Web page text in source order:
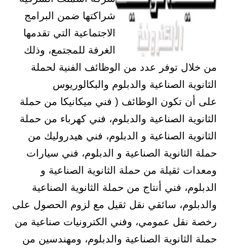
شراكتها ضمن البرامج
الاجتماعية التي تقدمها
الغرفة للمجتمع، وذلك
من خلال توفر عدد من الوظائف الفنية لحملة
الثانوية الصناعية والدبلوم والبكالوريوس
على أن تكون الوظائف ( فني ميكانيكا من حملة
الثانوية الصناعية والدبلوم، فني كهرباء من حملة
الثانوية الصناعية و الدبلوم، فني هيدروليك من
حملة الثانوية الصناعية و الدبلوم، فني سيارات
ومعدات ثقيلة من حملة الثانوية الصناعية و
الدبلوم، فني أنتاج من حملة الثانوية الصناعية
والدبلوم، سائقي نقل ثقيل مع لزوم الحصول على
رخصة نقل عمومي، وفني الكترونيات صناعية من
حملة الثانوية الصناعية والدبلوم، ومهندسين من